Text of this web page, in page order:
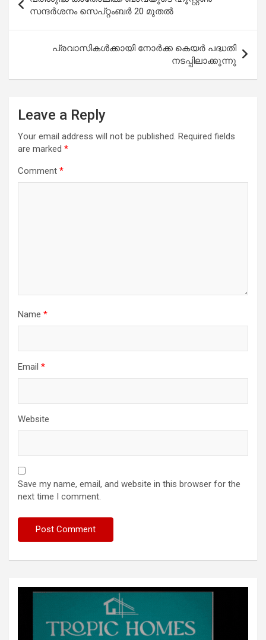
navigation
സന്ദർശനം സെപ്റ്റംബർ 20 മുതൽ
പ്രവാസികൾക്കായി നോർക്ക കെയർ പദ്ധതി
നടപ്പിലാക്കുന്നു
Leave a Reply
Your email address will not be published. Required fields
are marked *
Comment *
Name *
Email *
Website
Save my name, email, and website in this browser for the
next time I comment.